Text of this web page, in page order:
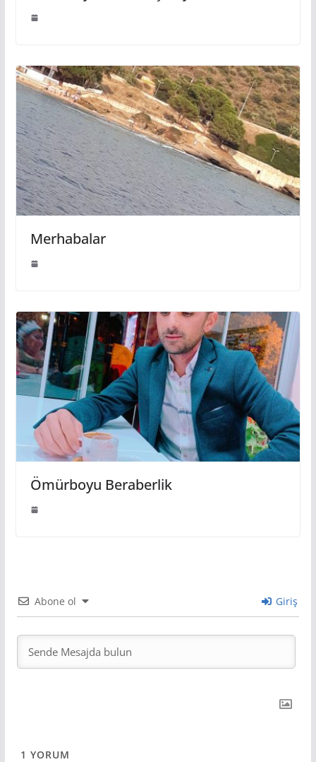
Merhabalar
Ömürboyu Beraberlik
Abone ol Giriş
1 YORUM